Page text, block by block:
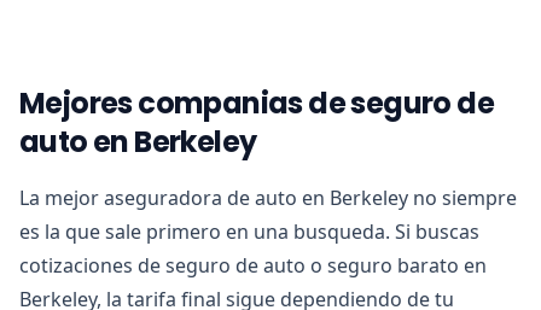
Mejores companias de seguro de
auto en Berkeley
La mejor aseguradora de auto en Berkeley no siempre
es la que sale primero en una busqueda. Si buscas
cotizaciones de seguro de auto o seguro barato en
Berkeley, la tarifa final sigue dependiendo de tu